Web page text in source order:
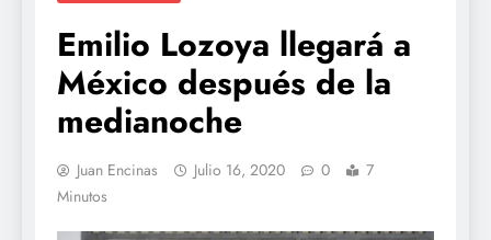
Emilio Lozoya llegará a
México después de la
medianoche
Juan Encinas Julio 16, 2020 0
7
Minutos